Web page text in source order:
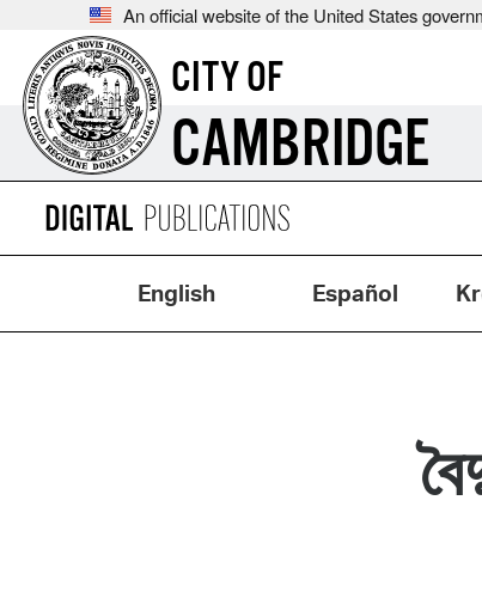
An official website of the United States
CITY OF
CAMBRIDGE
English Español